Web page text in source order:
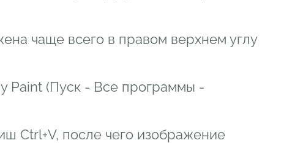
чаще всего в правом верхнем углу
Paint (Пуск - Все программы -
Ctrl+V, после чего изображение